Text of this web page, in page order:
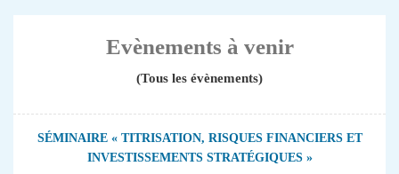
Evènements à venir
(Tous les évènements)
SÉMINAIRE « TITRISATION, RISQUES FINANCIERS ET
INVESTISSEMENTS STRATÉGIQUES »